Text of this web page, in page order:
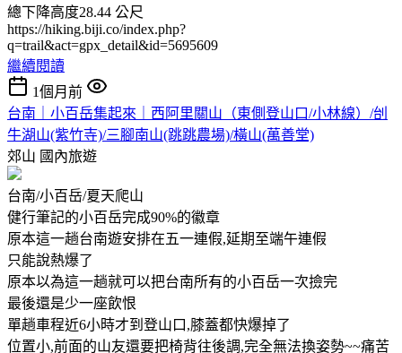
總下降高度28.44 公尺
https://hiking.biji.co/index.php?
q=trail&act=gpx_detail&id=5695609
繼續閱讀
1個月前
台南｜小百岳集起來｜西阿里關山（東側登山口/小林線）/刣
牛湖山(紫竹寺)/三腳南山(跳跳農場)/橫山(萬善堂)
郊山 國內旅遊
台南/小百岳/夏天爬山
健行筆記的小百岳完成90%的徽章
原本這一趟台南遊安排在五一連假,延期至端午連假
只能說熱爆了
原本以為這一趟就可以把台南所有的小百岳一次撿完
最後還是少一座飲恨
單趟車程近6小時才到登山口,膝蓋都快爆掉了
位置小,前面的山友還要把椅背往後調,完全無法換姿勢~~痛苦